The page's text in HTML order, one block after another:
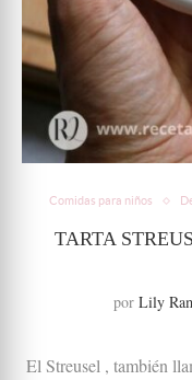
Comidas para niños
TARTA
por Lily
El Streusel , también